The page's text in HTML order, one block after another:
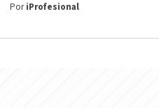
PoriProfesional